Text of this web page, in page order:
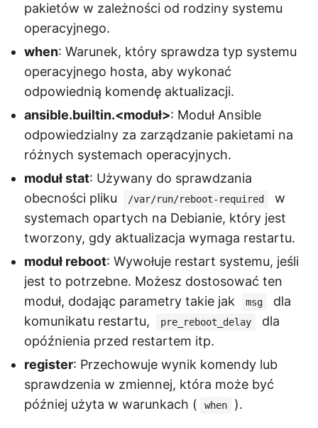
pakietów w zależności od rodziny systemu
operacyjnego.
when: Warunek, który sprawdza typ systemu
operacyjnego hosta, aby wykonać
odpowiednią komendę aktualizacji.
ansible.builtin.<moduł>: Moduł Ansible
odpowiedzialny za zarządzanie pakietami na
różnych systemach operacyjnych.
moduł stat: Używany do sprawdzania
obecności pliku
/var/run/reboot-required
w
systemach opartych na Debianie, który jest
tworzony, gdy aktualizacja wymaga restartu.
moduł reboot: Wywołuje restart systemu, jeśli
jest to potrzebne. Możesz dostosować ten
moduł, dodając parametry takie jak
msg
dla
komunikatu restartu,
pre_reboot_delay
dla
opóźnienia przed restartem itp.
register: Przechowuje wynik komendy lub
sprawdzenia w zmiennej, która może być
później użyta w warunkach (
when ).